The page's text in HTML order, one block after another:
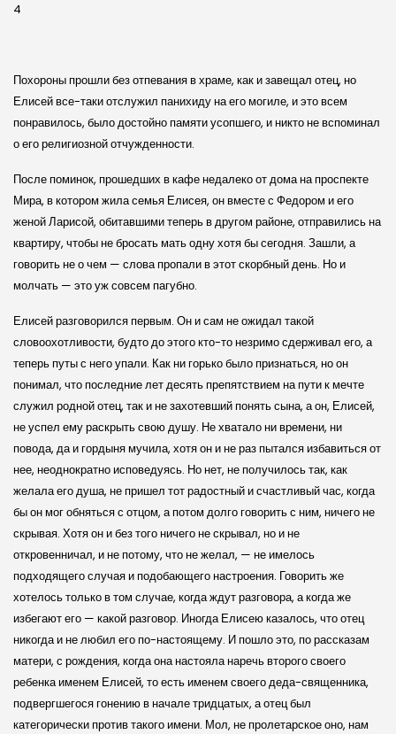
4
Похороны прошли без отпевания в храме, как и завещал отец, но
Елисей все-таки отслужил панихиду на его могиле, и это всем
понравилось, было достойно памяти усопшего, и никто не вспоминал
о его религиозной отчужденности.
После поминок, прошедших в кафе недалеко от дома на проспекте
Мира, в котором жила семья Елисея, он вместе с Федором и его
женой Ларисой, обитавшими теперь в другом районе, отправились на
квартиру, чтобы не бросать мать одну хотя бы сегодня. Зашли, а
говорить не о чем — слова пропали в этот скорбный день. Но и
молчать — это уж совсем пагубно.
Елисей разговорился первым. Он и сам не ожидал такой
словоохотливости, будто до этого кто-то незримо сдерживал его, а
теперь путы с него упали. Как ни горько было признаться, но он
понимал, что последние лет десять препятствием на пути к мечте
служил родной отец, так и не захотевший понять сына, а он, Елисей,
не успел ему раскрыть свою душу. Не хватало ни времени, ни
повода, да и гордыня мучила, хотя он и не раз пытался избавиться от
нее, неоднократно исповедуясь. Но нет, не получилось так, как
желала его душа, не пришел тот радостный и счастливый час, когда
бы он мог обняться с отцом, а потом долго говорить с ним, ничего не
скрывая. Хотя он и без того ничего не скрывал, но и не
откровенничал, и не потому, что не желал, — не имелось
подходящего случая и подобающего настроения. Говорить же
хотелось только в том случае, когда ждут разговора, а когда же
избегают его — какой разговор. Иногда Елисею казалось, что отец
никогда и не любил его по-настоящему. И пошло это, по рассказам
матери, с рождения, когда она настояла наречь второго своего
ребенка именем Елисей, то есть именем своего деда-священника,
подвергшегося гонению в начале тридцатых, а отец был
категорически против такого имени. Мол, не пролетарское оно, нам